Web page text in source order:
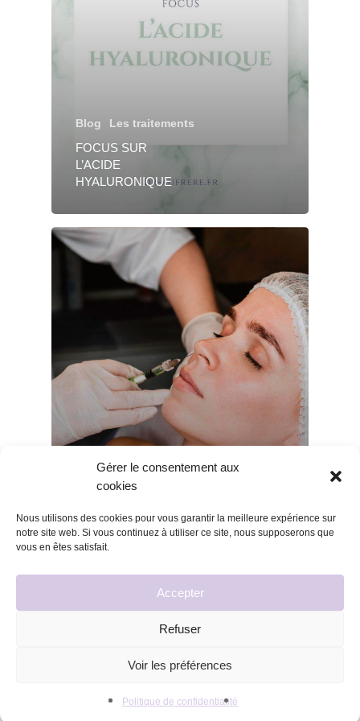
Gérer le consentement aux
cookies
Nous utilisons des cookies pour vous garantir la meilleure expérience sur
notre site web. Si vous continuez à utiliser ce site, nous supposerons que
vous en êtes satisfait.
Accepter
Refuser
Voir les préférences
Politique de confidentialité
Blog Les traitements
FOCUS SUR
L’ACIDE
HYALURONIQUE
MAKE UP NATUREL AVEC LA
MÉDECINE ESTHÉTIQUE